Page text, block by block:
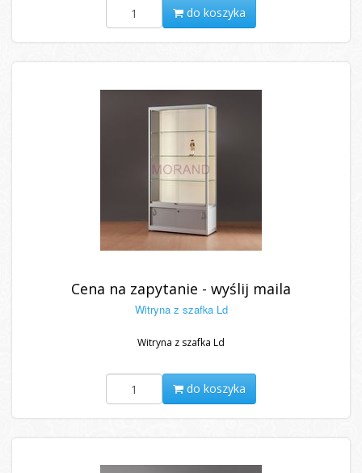
do koszyka
Cena na zapytanie - wyślij maila
Witryna z szafka Ld
Witryna z szafka Ld
do koszyka